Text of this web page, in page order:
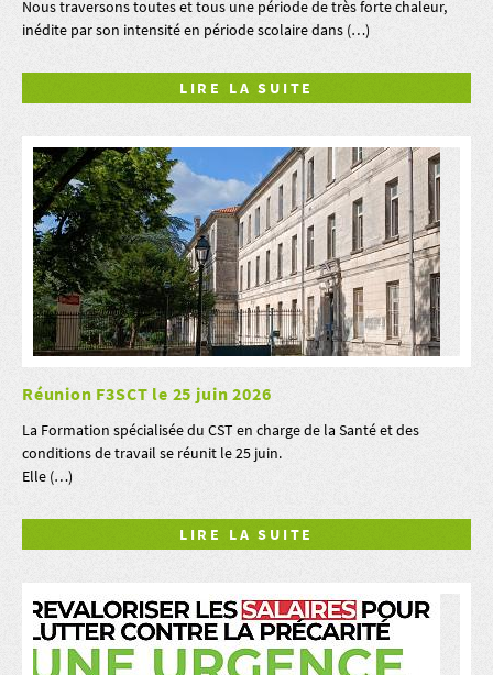
Nous traversons toutes et tous une période de très forte chaleur,
inédite par son intensité en période scolaire dans (…)
LIRE LA SUITE
Réunion F3SCT le 25 juin 2026
La Formation spécialisée du CST en charge de la Santé et des
conditions de travail se réunit le 25 juin.
Elle (…)
LIRE LA SUITE